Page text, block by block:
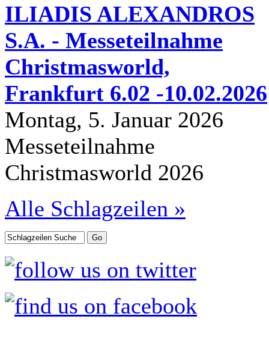
ILIADIS ALEXANDROS
S.A. - Messeteilnahme
Christmasworld,
Frankfurt 6.02 -10.02.2026
Montag, 5. Januar 2026
Messeteilnahme
Christmasworld 2026
Alle Schlagzeilen »